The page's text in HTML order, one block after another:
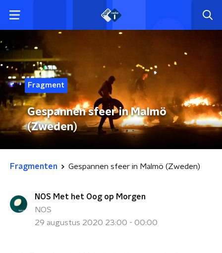
Fragment
Gespannen sfeer in Malmö
(Zweden)
Fragmenten Gespannen sfeer in Malmö (Zweden)
NOS Met het Oog op Morgen
NOS
29 augustus 2020 23:00 - 00:00